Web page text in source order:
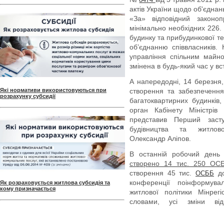
Які нормативи використовуються при
розрахунку субсидії
Як розраховується житлова субсидія та
кому призначається
актів України щодо
«За» відповідний
мінімально необхідних
будинку та прибудинкової
об’єднанню співвласників.
управління спільним
змінена в будь-який час у
А напередодні, 14
створення та
багатоквартирних
орган Кабінету
представив Перший
будівництва та
Олександр Аліпов.
В останній робочий
створено 14 тис. 250
створення 45 тис. ОСББ
конференції
житлової політики
словами, усі зміни